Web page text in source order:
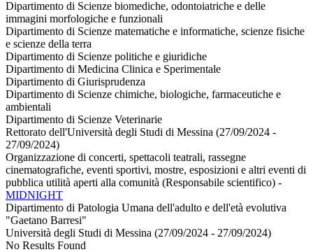
Dipartimento di Scienze biomediche, odontoiatriche e delle
immagini morfologiche e funzionali
Dipartimento di Scienze matematiche e informatiche, scienze fisiche
e scienze della terra
Dipartimento di Scienze politiche e giuridiche
Dipartimento di Medicina Clinica e Sperimentale
Dipartimento di Giurisprudenza
Dipartimento di Scienze chimiche, biologiche, farmaceutiche e
ambientali
Dipartimento di Scienze Veterinarie
Rettorato dell'Università degli Studi di Messina (27/09/2024 -
27/09/2024)
Organizzazione di concerti, spettacoli teatrali, rassegne
cinematografiche, eventi sportivi, mostre, esposizioni e altri eventi di
pubblica utilità aperti alla comunità (Responsabile scientifico) -
MIDNIGHT
Dipartimento di Patologia Umana dell'adulto e dell'età evolutiva
"Gaetano Barresi"
Università degli Studi di Messina (27/09/2024 - 27/09/2024)
No Results Found